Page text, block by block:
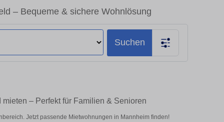
– Bequeme & sichere Wohnlösung
Suchen
– Perfekt für Familien & Senioren
Jetzt passende Mietwohnungen in Mannheim finden!